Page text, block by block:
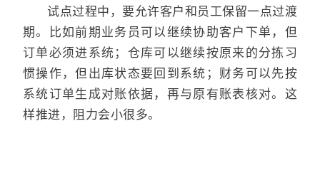
试点过程中，要允许客户和员工保留一点过渡
期。比如前期业务员可以继续协助客户下单，但
订单必须进系统；仓库可以继续按原来的分拣习
惯操作，但出库状态要回到系统；财务可以先按
系统订单生成对账依据，再与原有账表核对。这
样推进，阻力会小很多。